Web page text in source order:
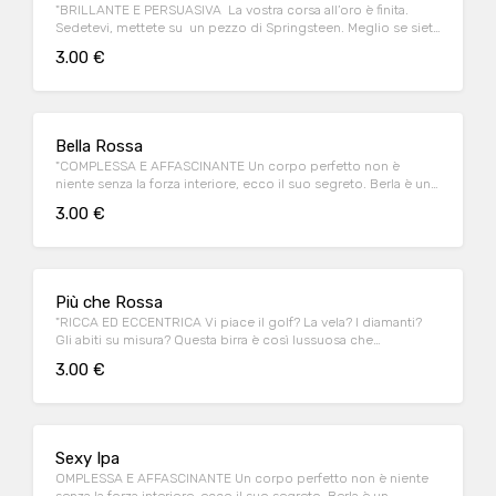
"BRILLANTE E PERSUASIVA La vostra corsa all’oro è finita.
Sedetevi, mettete su un pezzo di Springsteen. Meglio se siete
Bitter. Con 5 luppoli americani. 5,6% alc./vol. IBU 60"
3.00 €
Bella Rossa
"COMPLESSA E AFFASCINANTE Un corpo perfetto non è
niente senza la forza interiore, ecco il suo segreto. Berla è un
fermentazione. 6,5% alc./vol. IBU 32"
3.00 €
Più che Rossa
"RICCA ED ECCENTRICA Vi piace il golf? La vela? I diamanti?
Gli abiti su misura? Questa birra è così lussuosa che
English Ale. Ad alta fermentazione. 5,6% alc./vol. IBU 23"
3.00 €
Sexy Ipa
OMPLESSA E AFFASCINANTE Un corpo perfetto non è niente